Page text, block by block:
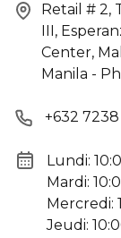
Retail # 2,
III,
Center,
Manila -
+632 7238
Lundi:
Mardi:
Mercredi:
Jeudi: